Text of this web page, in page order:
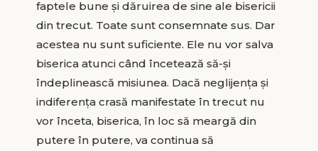
faptele bune și dăruirea de sine ale bisericii
din trecut. Toate sunt consemnate sus. Dar
acestea nu sunt suficiente. Ele nu vor salva
biserica atunci când încetează să-și
îndeplinească misiunea. Dacă neglijența și
indiferența crasă manifestate în trecut nu
vor înceta, biserica, în loc să meargă din
putere în putere, va continua să